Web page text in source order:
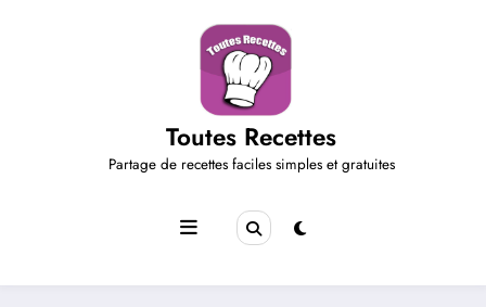
Toutes Recettes
Partage de recettes faciles simples et gratuites